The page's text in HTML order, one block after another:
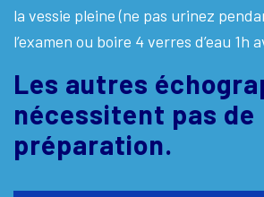
la vessie pleine (ne pas urinez
l’examen ou boire 4 verres d’eau 1h
Les autres
nécessitent pas de
préparation.